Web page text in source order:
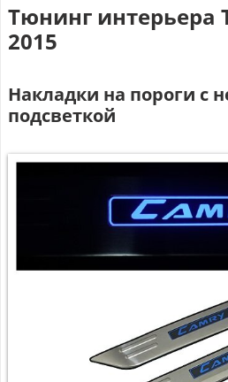
Тюнинг интерьера
2015
Накладки на пороги с
подсветкой